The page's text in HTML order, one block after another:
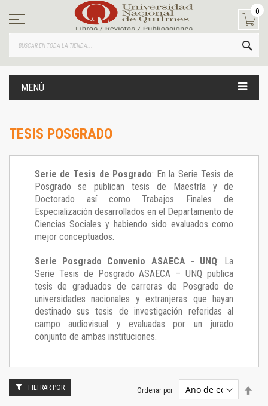
contenido
0
MENÚ
TESIS POSGRADO
Serie de Tesis de Posgrado: En la Serie Tesis de
Posgrado se publican tesis de Maestría y de
Doctorado así como Trabajos Finales de
Especialización desarrollados en el Departamento de
Ciencias Sociales y habiendo sido evaluados como
mejor conceptuados.
Serie Posgrado Convenio ASAECA - UNQ: La
Serie Tesis de Posgrado ASAECA – UNQ publica
tesis de graduados de carreras de Posgrado de
universidades nacionales y extranjeras que hayan
destinado sus tesis de investigación referidas al
campo audiovisual y evaluadas por un jurado
conjunto de ambas instituciones.
Ordenar por
FILTRAR POR